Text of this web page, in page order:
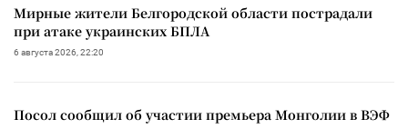
Мирные жители Белгородской области пострадали
при атаке украинских БПЛА
6 августа 2026, 22:20
Посол сообщил об участии премьера Монголии в ВЭФ